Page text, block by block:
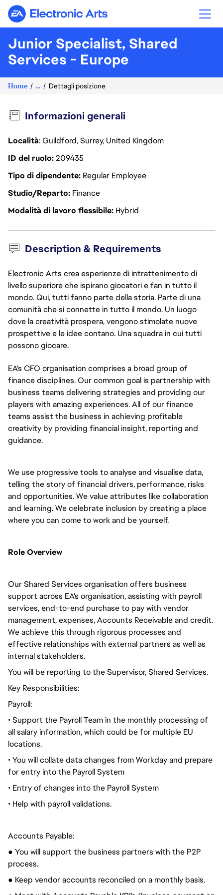
Electronic Arts
Junior Specialist, Shared
Services - Europe
Home ... Dettagli posizione
Informazioni generali
Località: Guildford, Surrey, United Kingdom
ID del ruolo209435
Tipo di dipendente Regular Employee
Studio/Reparto Finance
Modalità di lavoro flessibile Hybrid
Description & Requirements
Electronic Arts crea esperienze di intrattenimento di
livello superiore che ispirano giocatori e fan in tutto il
mondo. Qui, tutti fanno parte della storia. Parte di una
comunità che si connette in tutto il mondo. Un luogo
dove la creatività prospera, vengono stimolate nuove
prospettive e le idee contano. Una squadra in cui tutti
possono giocare.
EA's CFO organisation comprises a broad group of
finance disciplines. Our common goal is partnership with
business teams delivering strategies and providing our
players with amazing experiences. All of our finance
teams assist the business in achieving profitable
creativity by providing financial insight, reporting and
guidance.
We use progressive tools to analyse and visualise data,
telling the story of financial drivers, performance, risks
and opportunities. We value attributes like collaboration
and learning. We celebrate inclusion by creating a place
where you can come to work and be yourself.
Role Overview
Our Shared Services organisation offers business
support across EA's organisation, assisting with payroll
services, end-to-end purchase to pay with vendor
management, expenses, Accounts Receivable and credit.
We achieve this through rigorous processes and
effective relationships with external partners as well as
internal stakeholders.
You will be reporting to the Supervisor, Shared Services.
Key Responsibilities:
Payroll:
• Support the Payroll Team in the monthly processing of
all salary information, which could be for multiple EU
locations.
• You will collate data changes from Workday and prepare
for entry into the Payroll System
• Entry of changes into the Payroll System
• Help with payroll validations.
Accounts Payable:
● You will support the business partners with the P2P
process.
● Keep vendor accounts reconciled on a monthly basis.